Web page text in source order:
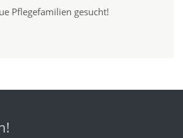
Pflegefamilien gesucht!